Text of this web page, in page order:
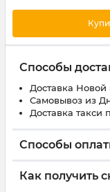
Способы
Доставка
Самовывоз из
Доставка такси
Способы
Как получить